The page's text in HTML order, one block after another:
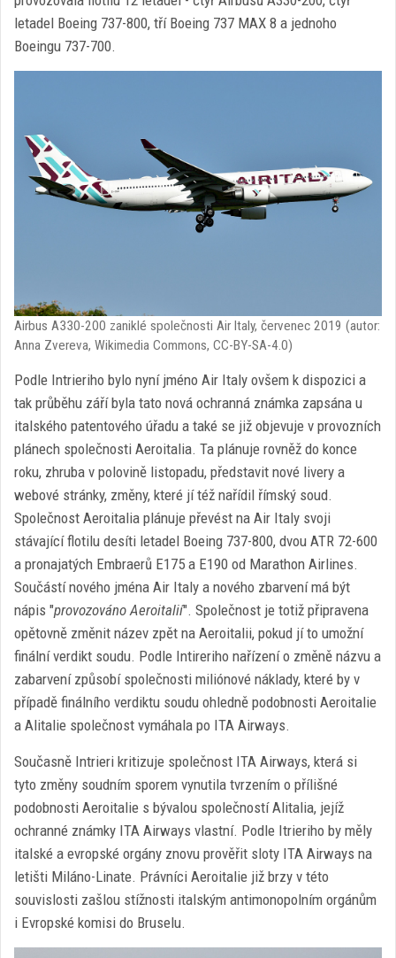
letadel Boeing 737-800, tří Boeing 737 MAX 8 a jednoho
Boeingu 737-700.
Airbus A330-200 zaniklé společnosti Air Italy, červenec 2019 (autor:
Anna Zvereva, Wikimedia Commons, CC-BY-SA-4.0)
Podle Intrieriho bylo nyní jméno Air Italy ovšem k dispozici a
tak průběhu září byla tato nová ochranná známka zapsána u
italského patentového úřadu a také se již objevuje v provozních
plánech společnosti Aeroitalia. Ta plánuje rovněž do konce
roku, zhruba v polovině listopadu, představit nové livery a
webové stránky, změny, které jí též nařídil římský soud.
Společnost Aeroitalia plánuje převést na Air Italy svoji
stávající flotilu desíti letadel Boeing 737-800, dvou ATR 72-600
a pronajatých Embraerů E175 a E190 od Marathon Airlines.
Součástí nového jména Air Italy a nového zbarvení má být
nápis "provozováno Aeroitalií". Společnost je totiž připravena
opětovně změnit název zpět na Aeroitalii, pokud jí to umožní
finální verdikt soudu. Podle Intireriho nařízení o změně názvu a
zabarvení způsobí společnosti miliónové náklady, které by v
případě finálního verdiktu soudu ohledně podobnosti Aeroitalie
a Alitalie společnost vymáhala po ITA Airways.
Současně Intrieri kritizuje společnost ITA Airways, která si
tyto změny soudním sporem vynutila tvrzením o přílišné
podobnosti Aeroitalie s bývalou společností Alitalia, jejíž
ochranné známky ITA Airways vlastní. Podle Itrieriho by měly
italské a evropské orgány znovu prověřit sloty ITA Airways na
letišti Miláno-Linate. Právníci Aeroitalie již brzy v této
souvislosti zašlou stížnosti italským antimonopolním orgánům
i Evropské komisi do Bruselu.